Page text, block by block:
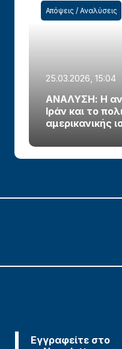
Απόψεις / Αναλύσεις
25.03.2026, 15:04
ΑΝΑΛΥΣΗ: Η
Ιράν και το
αμερικανικής